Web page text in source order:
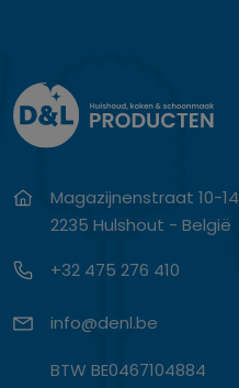
Magazijnenstraat 10-14
2235 Hulshout - België
+32 475 276 410
info@denl.be
BTW BE0467104884